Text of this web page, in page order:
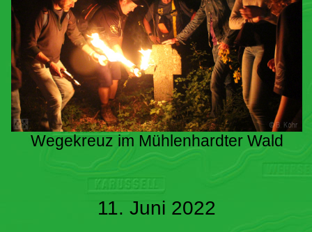
Wegekreuz im Mühlenhardter Wald
11. Juni 2022